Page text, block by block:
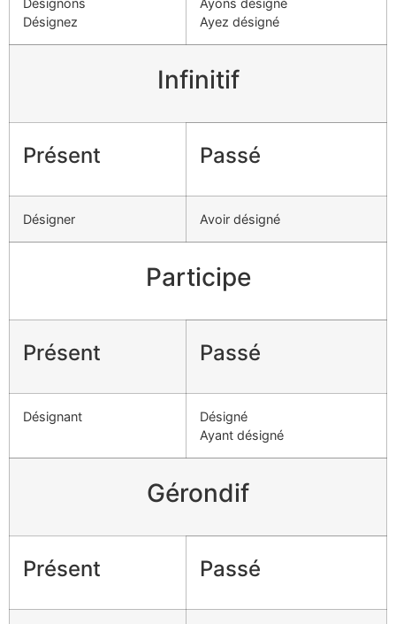
Désignons
Désignez
Ayons désigné
Ayez désigné
Infinitif
Présent Passé
Désigner Avoir désigné
Participe
Présent Passé
Désignant
Désigné
Ayant désigné
Gérondif
Présent Passé